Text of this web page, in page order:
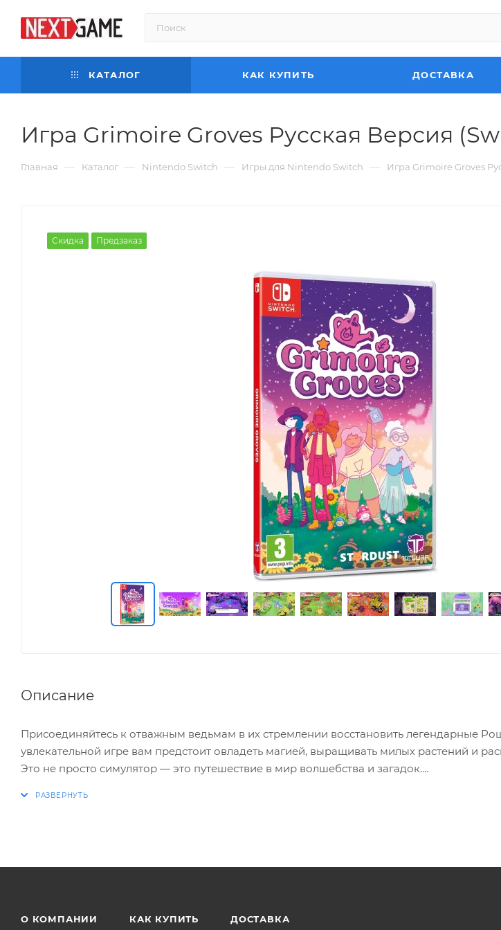
КАТАЛОГ КАК КУПИТЬ ДОСТАВКА
Игра Grimoire Groves Русская Версия
Главная — Каталог — Nintendo Switch — Игры для Nintendo Switch — Игра Grimoire Groves
Скидка Предзаказ
Описание
Присоединяйтесь к отважным ведьмам в их стремлении восстановить легендарные
увлекательной игре вам предстоит овладеть магией, выращивать милых растений и
Это не просто симулятор — это путешествие в мир волшебства и загадок.
тем быстрее возрождается лес.
О КОМПАНИИ КАК КУПИТЬ ДОСТАВКА